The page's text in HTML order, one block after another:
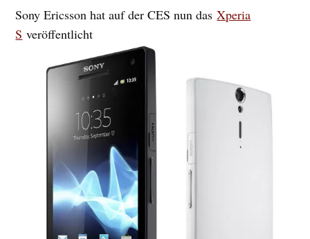
Sony Ericsson hat auf der CES nun dasXperia
S veröffentlicht